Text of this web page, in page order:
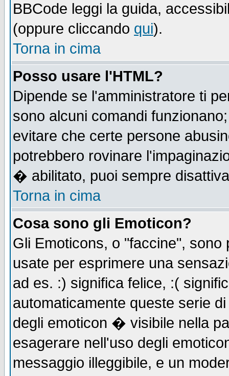
BBCode leggi la guida,
(oppure cliccando qui).
Torna in cima
Posso usare l'HTML?
Dipende se l'amministratore ti
sono alcuni comandi
evitare che certe persone
potrebbero rovinare
� abilitato, puoi sempre
Torna in cima
Cosa sono gli Emoticon?
Gli Emoticons, o "faccine",
usate per esprimere una
ad es. :) significa felice, :(
automaticamente queste serie
degli emoticon � visibile nella
esagerare nell'uso degli
messaggio illeggibile, e un